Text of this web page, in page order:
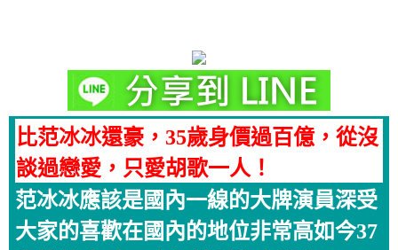
比范冰冰還豪，35歲身價過百億，從沒
談過戀愛，只愛胡歌一人！
范冰冰應該是國內一線的大牌演員深受
大家的喜歡在國內的地位非常高如今37